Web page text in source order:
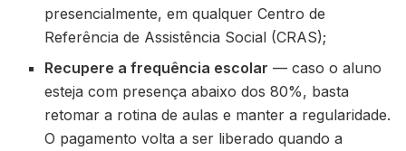
presencialmente, em qualquer Centro de
Referência de Assistência Social (CRAS);
Recupere a frequência escolar — caso o aluno
esteja com presença abaixo dos 80%, basta
retomar a rotina de aulas e manter a regularidade.
O pagamento volta a ser liberado quando a